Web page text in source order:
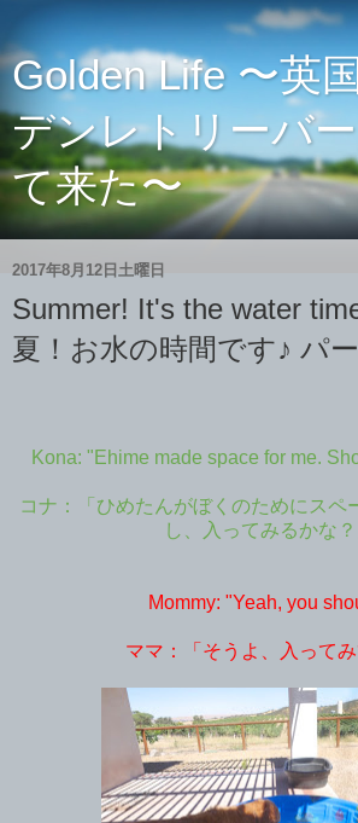
Golden Life 〜英
デンレトリーバ
て来た〜
2017年8月12日土曜日
Summer! It's the water
夏！お水の時間です♪ パ
Kona: "Ehime made space for me.
コナ：「ひめたんがぼくのためにスペ
し、入ってみるかな？
Mommy: "Yeah, you
ママ：「そうよ、入ってみ